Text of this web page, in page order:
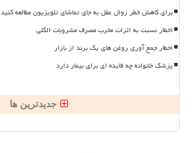
برای کاهش خطر زوال عقل به جای تماشای تلویزیون مطالعه کنید
اخطار نسبت به اثرات مخرب مصرف مشروبات الکلی
اخطار جمع آوری روغن های یک برند از بازار
پزشک خانواده چه فایده ای برای بیمار دارد
جدیدترین ها